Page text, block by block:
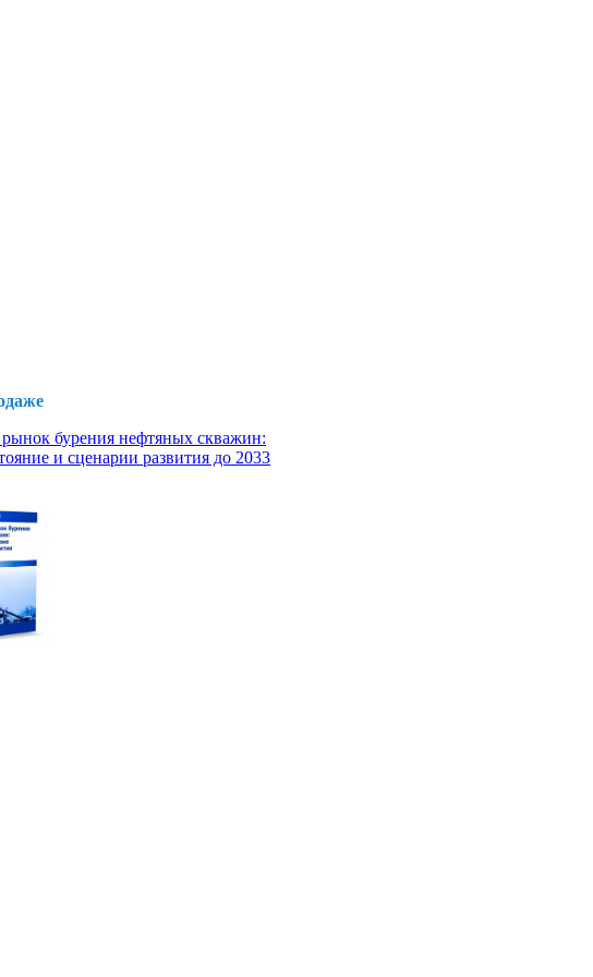
бурения нефтяных скважин:
и сценарии развития до 2033